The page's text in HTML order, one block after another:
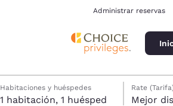
Administrar reservas
Habitaciones y huéspedes
1 habitación, 1 huésped
Rate
Mejor